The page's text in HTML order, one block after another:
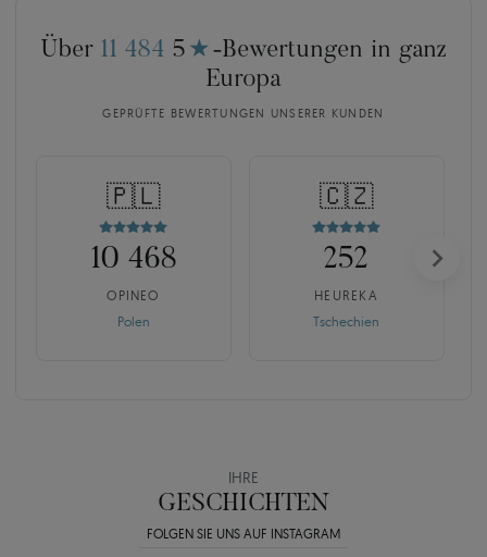
Über 11 484 5 ★ -Bewertungen in ganz
Europa
GEPRÜFTE BEWERTUNGEN UNSERER KUNDEN
🇵🇱
10 468
OPINEO
Polen
🇨🇿
252
HEUREKA
Tschechien
IHRE
GESCHICHTEN
FOLGEN SIE UNS AUF INSTAGRAM